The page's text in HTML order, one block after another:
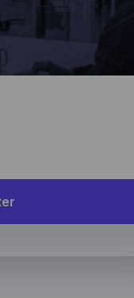
and their devices.
user profile. Neither
identify individual